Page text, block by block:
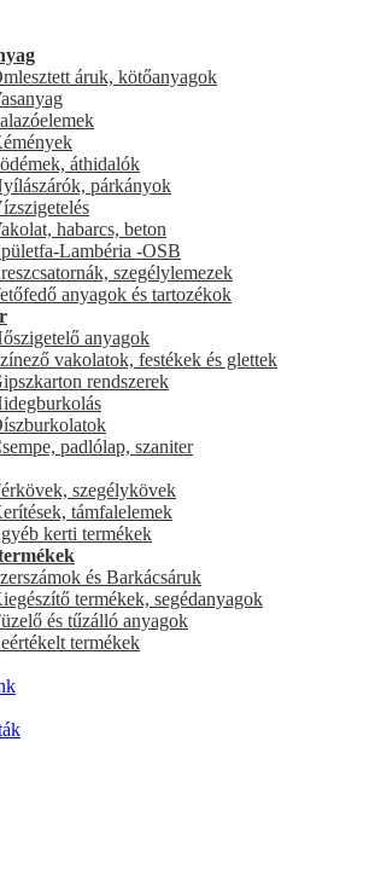
áruk, kötőanyagok
áthidalók
párkányok
habarcs, beton
Lambéria -OSB
szegélylemezek
anyagok és tartozékok
anyagok
vakolatok, festékek és glettek
rendszerek
padlólap, szaniter
szegélykövek
támfalelemek
kerti termékek
és Barkácsáruk
termékek, segédanyagok
és tűzálló anyagok
termékek